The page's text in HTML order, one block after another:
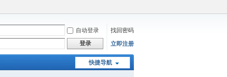
自动登录
找回密码
登录 立即注册
快捷导航